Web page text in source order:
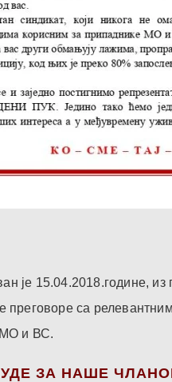
је 15.04.2018.године,
преговоре са
и ВС.
ЗА НАШЕ